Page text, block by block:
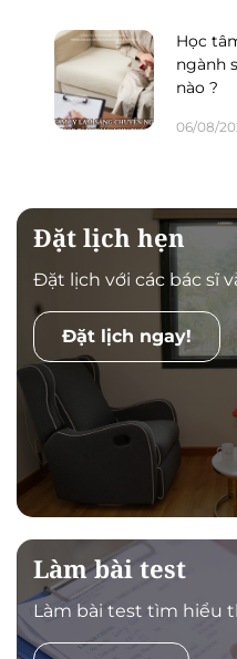
Học
ngành
nào ?
06/08/
Đặt lịch hẹn
Đặt lịch với các bác sĩ
Đặt lịch ngay!
Làm bài test
Làm bài test tìm hiểu